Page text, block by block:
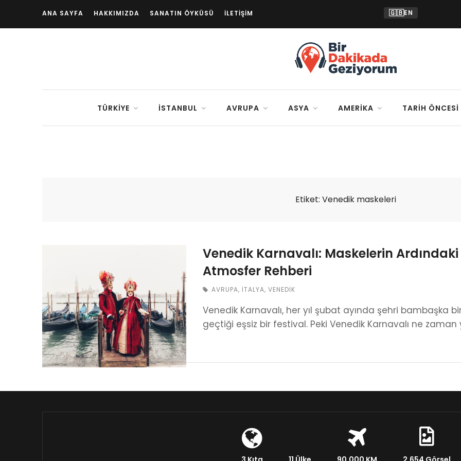
ANA SAYFA HAKKIMIZDA SANATIN ÖYKÜSÜ İLETIŞIM 🇬🇧EN
TÜRKIYE İSTANBUL AVRUPA ASYA AMERIKA TARIH ÖNCESI
Etiket: Venedik maskeleri
Venedik Karnavalı: Maskelerin
Atmosfer Rehberi
AVRUPA, İTALYA, VENEDIK
Venedik Karnavalı, her yıl şubat ayında şehri bambaşka
geçtiği eşsiz bir festival. Peki Venedik Karnavalı ne zaman